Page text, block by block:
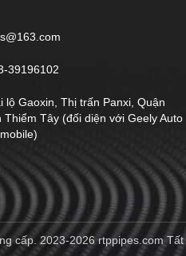
39196102
Gaoxin, Thị trấn Panxi, Quận
Tây (đối diện với Geely Auto
cấp. 2023-2026 rtppipes.com